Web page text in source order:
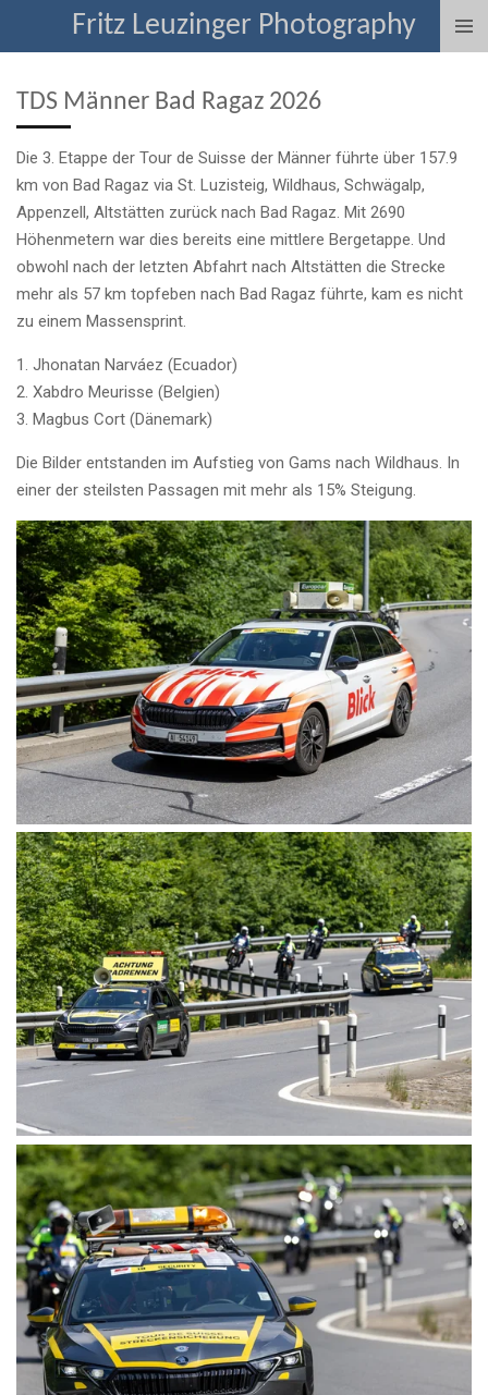
Hauptinhalt
Fritz Leuzinger Photography
TDS Männer Bad Ragaz 2026
Die 3. Etappe der Tour de Suisse der Männer führte über 157.9
km von Bad Ragaz via St. Luzisteig, Wildhaus, Schwägalp,
Appenzell, Altstätten zurück nach Bad Ragaz. Mit 2690
Höhenmetern war dies bereits eine mittlere Bergetappe. Und
obwohl nach der letzten Abfahrt nach Altstätten die Strecke
mehr als 57 km topfeben nach Bad Ragaz führte, kam es nicht
zu einem Massensprint.
1. Jhonatan Narváez (Ecuador)
2. Xabdro Meurisse (Belgien)
3. Magbus Cort (Dänemark)
Die Bilder entstanden im Aufstieg von Gams nach Wildhaus. In
einer der steilsten Passagen mit mehr als 15% Steigung.